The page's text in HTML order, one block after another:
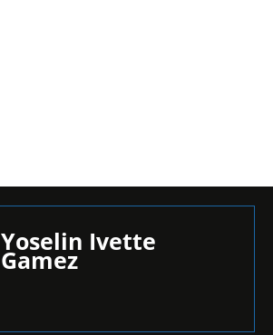
Yoselin Ivette
Gamez